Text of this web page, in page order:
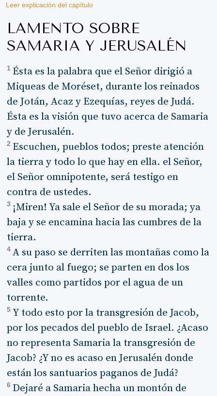
Leer explicación del capítulo
LAMENTO SOBRE
SAMARIA Y JERUSALÉN
1 Ésta es la palabra que el Señor dirigió a
Miqueas de Moréset, durante los reinados
de Jotán, Acaz y Ezequías, reyes de Judá.
Ésta es la visión que tuvo acerca de Samaria
y de Jerusalén.
2 Escuchen, pueblos todos; preste atención
la tierra y todo lo que hay en ella. el Señor,
el Señor omnipotente, será testigo en
contra de ustedes.
3 ¡Miren! Ya sale el Señor de su morada; ya
baja y se encamina hacia las cumbres de la
tierra.
4 A su paso se derriten las montañas como la
cera junto al fuego; se parten en dos los
valles como partidos por el agua de un
torrente.
5 Y todo esto por la transgresión de Jacob,
por los pecados del pueblo de Israel. ¿Acaso
no representa Samaria la transgresión de
Jacob? ¿Y no es acaso en Jerusalén donde
están los santuarios paganos de Judá?
6 Dejaré a Samaria hecha un montón de